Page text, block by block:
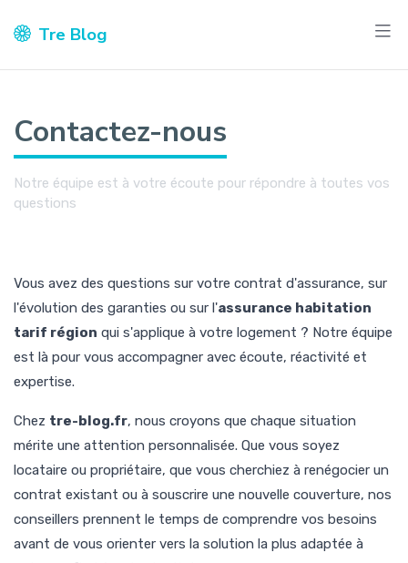
Tre Blog
Contactez-nous
Notre équipe est à votre écoute pour répondre à toutes vos
questions
Vous avez des questions sur votre contrat d'assurance, sur
l'évolution des garanties ou sur l'assurance habitation
tarif région qui s'applique à votre logement ? Notre équipe
est là pour vous accompagner avec écoute, réactivité et
expertise.
Chez tre-blog.fr, nous croyons que chaque situation
mérite une attention personnalisée. Que vous soyez
locataire ou propriétaire, que vous cherchiez à renégocier un
contrat existant ou à souscrire une nouvelle couverture, nos
conseillers prennent le temps de comprendre vos besoins
avant de vous orienter vers la solution la plus adaptée à